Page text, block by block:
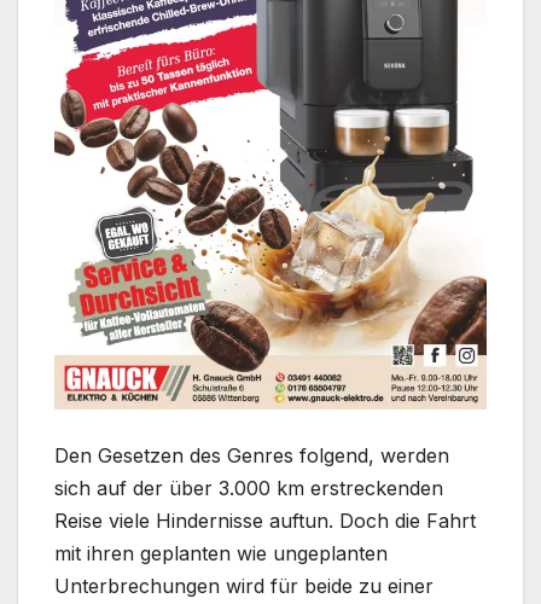
Den Gesetzen des Genres folgend, werden
sich auf der über 3.000 km erstreckenden
Reise viele Hindernisse auftun. Doch die Fahrt
mit ihren geplanten wie ungeplanten
Unterbrechungen wird für beide zu einer